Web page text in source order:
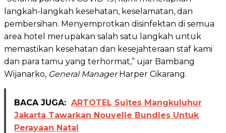
langkah-langkah kesehatan, keselamatan, dan
pembersihan. Menyemprotkan disinfektan di semua
area hotel merupakan salah satu langkah untuk
memastikan kesehatan dan kesejahteraan staf kami
dan para tamu yang terhormat,” ujar Bambang
Wijanarko, General ManagerHarper Cikarang.
BACA JUGA: ARTOTEL Suites Mangkuluhur
Jakarta Tawarkan Nouvelle Bundles Untuk
Perayaan Natal